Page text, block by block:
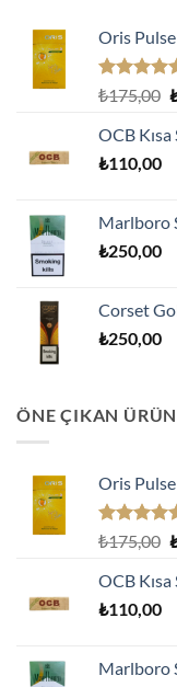
Oris
5
oy
aldı
₺175,00
OCB Kısa
₺110,00
Marlboro
₺250,00
Corset
₺250,00
ÖNE ÇIKAN
Oris
5
oy
aldı
₺175,00
OCB Kısa
₺110,00
Marlboro